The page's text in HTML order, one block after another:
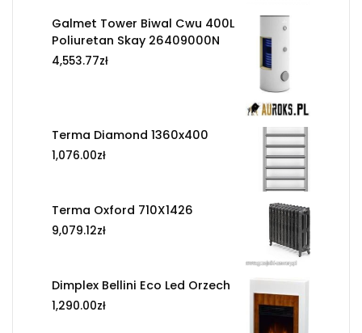
Galmet Tower Biwal Cwu 400L
Poliuretan Skay 26409000N
4,553.77zł
Terma Diamond 1360x400
1,076.00zł
Terma Oxford 710X1426
9,079.12zł
Dimplex Bellini Eco Led Orzech
1,290.00zł